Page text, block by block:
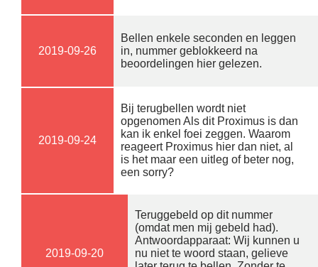
2019-09-26
Bellen enkele seconden en leggen
in, nummer geblokkeerd na
beoordelingen hier gelezen.
2019-09-24
Bij terugbellen wordt niet
opgenomen Als dit Proximus is dan
kan ik enkel foei zeggen. Waarom
reageert Proximus hier dan niet, al
is het maar een uitleg of beter nog,
een sorry?
2019-09-20
Teruggebeld op dit nummer
(omdat men mij gebeld had).
Antwoordapparaat: Wij kunnen u
nu niet te woord staan, gelieve